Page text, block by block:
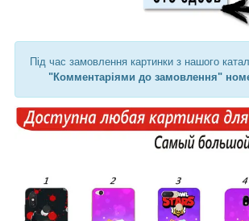
Під час замовлення картинки з нашого
"Комментаріями до замовлення"